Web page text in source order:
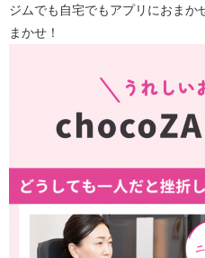
ジムでも自宅でもアプリにおまか
まかせ！